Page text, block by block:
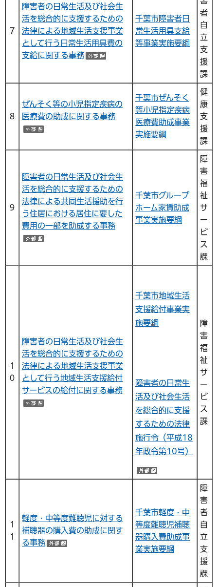
７
障害者の日常生活及び社会生
活を総合的に支援するための
法律による地域生活支援事業
として行う日常生活用具費の
支給に関する事務
千葉市障害者日
常生活用具支給
等事業実施要綱
者
自
立
支
援
課
８
ぜんそく等の小児指定疾病の
医療費の助成に関する事務
千葉市ぜんそく
等小児指定疾病
医療費助成事業
実施要綱
健
康
支
援
課
９
障害者の日常生活及び社会生
活を総合的に支援するための
法律による共同生活援助を行
う住居における居住に要した
費用の一部を助成する事務
千葉市グループ
ホーム家賃助成
事業実施要綱
障
害
福
祉
サ
ー
ビ
ス
課
１
０
障害者の日常生活及び社会生
活を総合的に支援するための
法律による地域生活支援事業
として行う地域生活支援給付
サービスの給付に関する事務
千葉市地域生活
支援給付事業実
施要綱
障害者の日常生
活及び社会生活
を総合的に支援
するための法律
施行令（平成18
年政令第10号）
障
害
福
祉
サ
ー
ビ
ス
課
１
１
軽度・中等度難聴児に対する
補聴器の購入費の助成に関す
る事務
（外部サイトへリンク）
千葉市軽度・中
等度難聴児補聴
器購入費助成事
業実施要綱
障
害
者
自
立
支
援
課